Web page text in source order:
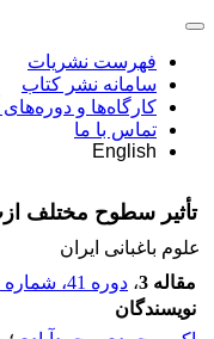
فهرست نشریات
سامانه نشر کتاب
کارگاه‌ها و
تماس با ما
English
تأثیر سطوح مختلف
علوم باغبانی ایران
مقاله 3
، دوره 41، شماره 1 - شماره پیاپی 248430
نویسندگان